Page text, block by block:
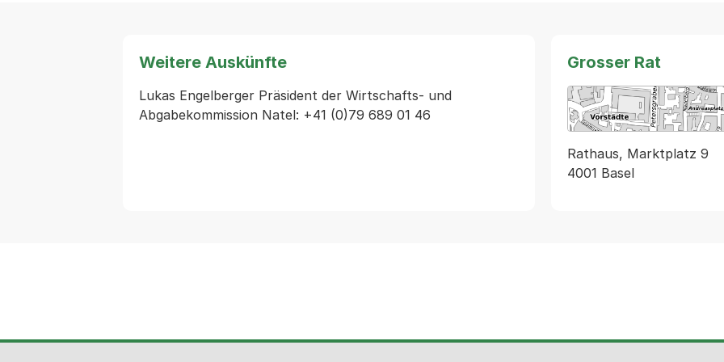
Weitere Auskünfte
Lukas Engelberger Präsident der Wirtschafts- und
Abgabekommission Natel: +41 (0)79 689 01 46
Grosser Rat
Rathaus, Marktplatz 9
4001 Basel